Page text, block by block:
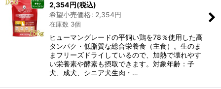
絞り込む
2,354 円(税込)
希望小売価格: 2,354円
在庫数 3個
ヒューマングレードの平飼い鶏を78％使用した高
タンパク・低脂質な総合栄養食（主食）。生のま
まフリーズドライしているので、加熱で壊れやす
い栄養素や酵素も摂取できます。対象年齢：子
犬、成犬、シニア犬生肉・…